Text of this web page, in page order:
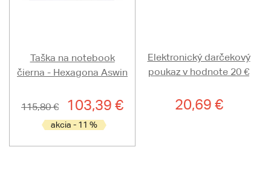
Taška na notebook
čierna - Hexagona Aswin
115,80 € 103,39 €
akcia - 11 %
Elektronický darčekový
poukaz v hodnote 20 €
20,69 €